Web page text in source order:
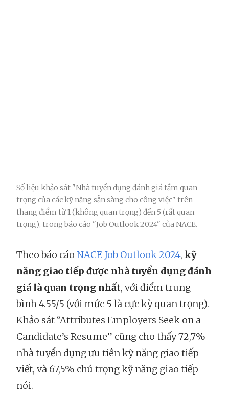
Số liệu khảo sát "Nhà tuyển dụng đánh giá tầm quan
trọng của các kỹ năng sẵn sàng cho công việc" trên
thang điểm từ 1 (không quan trọng) đến 5 (rất quan
trọng), trong báo cáo "Job Outlook 2024" của NACE.
Theo báo cáo NACE Job Outlook 2024, kỹ
năng giao tiếp được nhà tuyển dụng đánh
giá là quan trọng nhất, với điểm trung
bình 4.55/5 (với mức 5 là cực kỳ quan trọng).
Khảo sát “Attributes Employers Seek on a
Candidate’s Resume” cũng cho thấy 72,7%
nhà tuyển dụng ưu tiên kỹ năng giao tiếp
viết, và 67,5% chú trọng kỹ năng giao tiếp
nói.